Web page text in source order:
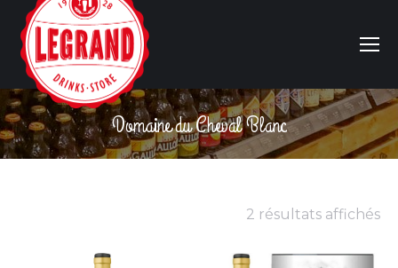
Domaine du Cheval Blanc
Vous êtes ici :
2 résultats affichés